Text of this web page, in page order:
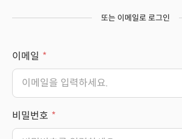
또는 이메일로 로그인
이메일
비밀번호